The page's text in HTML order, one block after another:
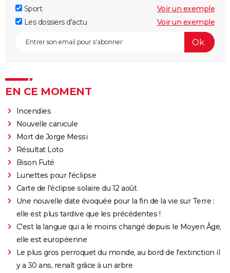
Sport
Voir un exemple
Les dossiers d'actu
Voir un exemple
EN CE MOMENT
Incendies
Nouvelle canicule
Mort de Jorge Messi
Résultat Loto
Bison Futé
Lunettes pour l'éclipse
Carte de l'éclipse solaire du 12 août
Une nouvelle date évoquée pour la fin de la vie sur Terre :
elle est plus tardive que les précédentes !
C'est la langue qui a le moins changé depuis le Moyen Âge,
elle est européenne
Le plus gros perroquet du monde, au bord de l'extinction il
y a 30 ans, renaît grâce à un arbre